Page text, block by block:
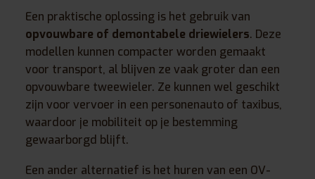
Een praktische oplossing is het gebruik van
opvouwbare of demontabele driewielers. Deze
modellen kunnen compacter worden gemaakt
voor transport, al blijven ze vaak groter dan een
opvouwbare tweewieler. Ze kunnen wel geschikt
zijn voor vervoer in een personenauto of taxibus,
waardoor je mobiliteit op je bestemming
gewaarborgd blijft.
Een ander alternatief is het huren van een OV-